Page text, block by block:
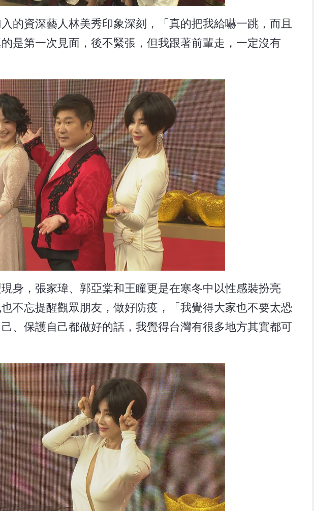
的資深藝人林美秀印象深刻，「真的把我給嚇一跳，而且
是第一次見面，後不緊張，但我跟著前輩走，一定沒有
身，張家瑋、郭亞棠和王瞳更是在寒冬中以性感裝扮亮
不忘提醒觀眾朋友，做好防疫，「我覺得大家也不要太恐
、保護自己都做好的話，我覺得台灣有很多地方其實都可